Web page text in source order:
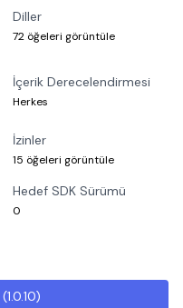
Diller
72 öğeleri görüntüle
İçerik Derecelendirmesi
Herkes
İzinler
15 öğeleri görüntüle
Hedef SDK Sürümü
0
(1.0.10)